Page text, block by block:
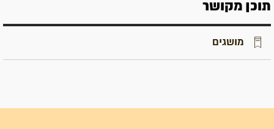
תוכן מקושר
מושגים